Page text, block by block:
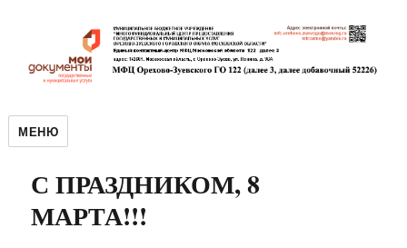
МЕНЮ
С ПРАЗДНИКОМ, 8
МАРТА!!!